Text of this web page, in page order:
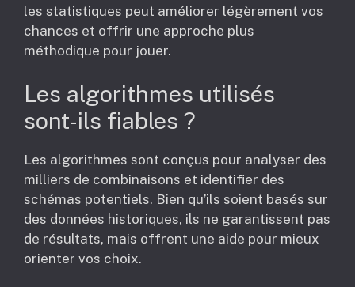
les statistiques peut améliorer légèrement vos
chances et offrir une approche plus
méthodique pour jouer.
Les algorithmes utilisés
sont-ils fiables ?
Les algorithmes sont conçus pour analyser des
milliers de combinaisons et identifier des
schémas potentiels. Bien qu’ils soient basés sur
des données historiques, ils ne garantissent pas
de résultats, mais offrent une aide pour mieux
orienter vos choix.